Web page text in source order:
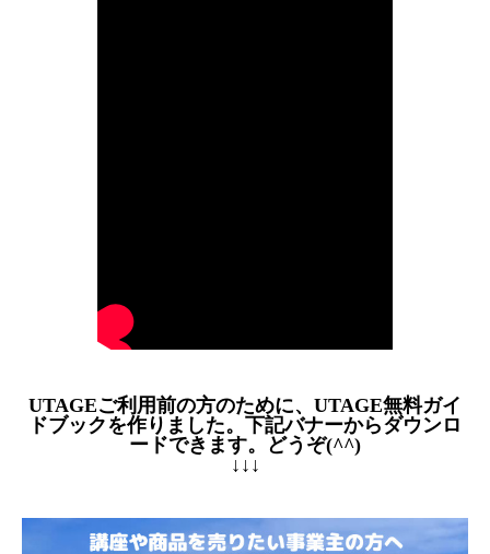
UTAGEご利用前の方のために、UTAGE無料ガイ
ドブックを作りました。下記バナーからダウンロ
ードできます。どうぞ(^^)
↓↓↓